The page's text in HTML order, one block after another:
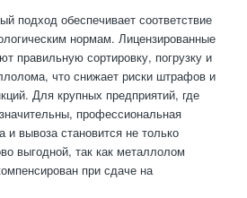
подход обеспечивает соответствие
нормам. Лицензированные
правильную сортировку, погрузку и
что снижает риски штрафов и
Для крупных предприятий, где
профессиональная
и вывоза становится не только
выгодной, так как металлолом
при сдаче на